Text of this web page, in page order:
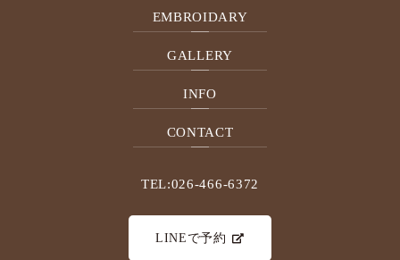
EMBROIDARY
GALLERY
INFO
CONTACT
TEL:026-466-6372
LINEで予約
今月のネイル(2月)
共通デザイン ＊カラー変更も可
http...
今月のネイル（７月デザイ
ン）